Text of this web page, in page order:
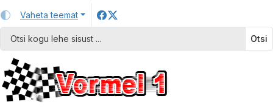
Vaheta teemat
Otsi